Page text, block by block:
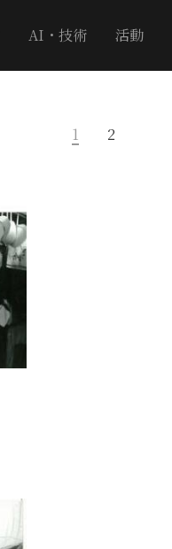
AI・技術 活動
1 2